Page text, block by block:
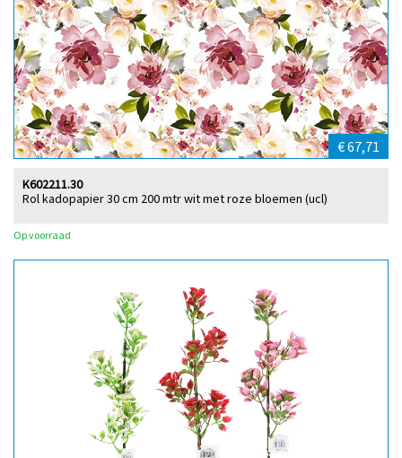
€ 67,71
Rol kadopapier 30 cm 200 mtr wit met roze bloemen (ucl)
K602211.30
Op voorraad